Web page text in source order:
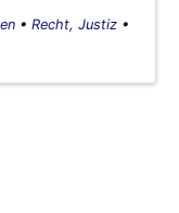
• Recht, Justiz •